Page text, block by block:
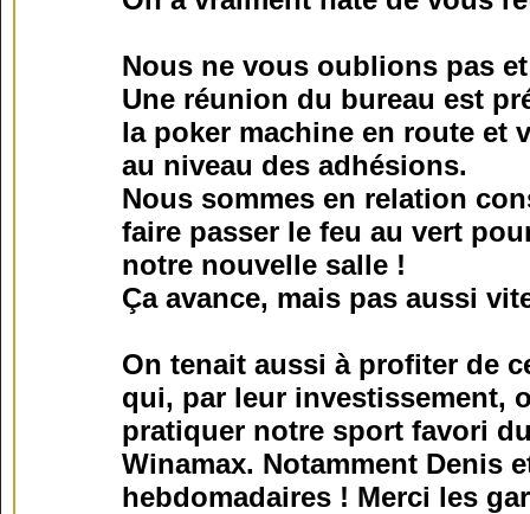
Nous ne vous oublions pas
Une réunion du bureau est
la poker machine en route et
au niveau des adhésions.
Nous sommes en relation
faire passer le feu au vert
notre nouvelle salle !
Ça avance, mais pas aussi
On tenait aussi à profiter de
qui, par leur investissement,
pratiquer notre sport favori
Winamax. Notamment Denis
hebdomadaires ! Merci les